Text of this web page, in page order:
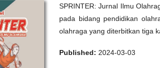
SPRINTER: Jurnal Ilmu
pada bidang pendidikan
olahraga yang diterbitkan tiga
Published: 2024-03-03